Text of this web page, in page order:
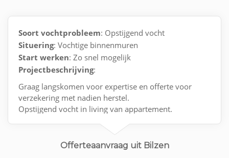
Soort vochtprobleem: Opstijgend vocht
Situering: Vochtige binnenmuren
Start werken: Zo snel mogelijk
Projectbeschrijving:
Graag langskomen voor expertise en offerte voor
verzekering met nadien herstel.
Opstijgend vocht in living van appartement.
Offerteaanvraag uit Bilzen